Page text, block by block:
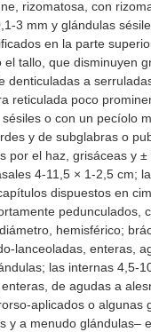
rizomatosa, con
3 mm y glándulas
en la parte
el tallo, que disminuyen
denticuladas a
reticulada poco
o con un pecíolo
y de subglabras o
por el haz, grisáceas y
4-11,5 × 1-2,5 cm;
dispuestos en
pedunculados,
hemisférico;
lanceoladas, enteras,
las internas 4,5-
de agudas a
aplicados o algunas
y a menudo glándulas–